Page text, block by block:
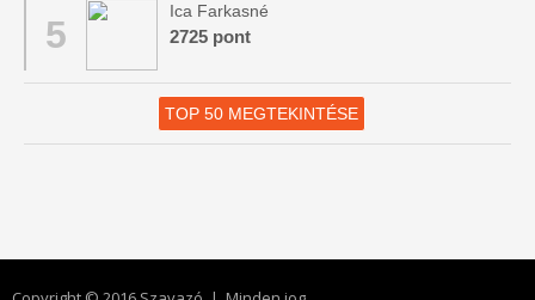
5
Ica Farkasné
2725 pont
TOP 50 MEGTEKINTÉSE